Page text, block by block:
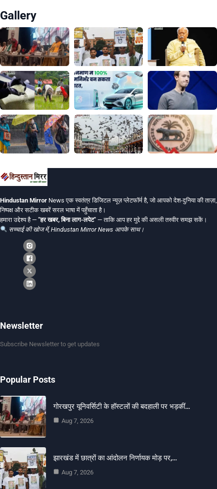
Gallery
Hindustan Mirror News एक स्वतंत्र डिजिटल न्यूज़ प्लेटफॉर्म है, जो आपको देश-दुनिया की ताज़ा,
निष्पक्ष और सटीक खबरें सरल भाषा में पहुँचाता है।
हमारा उद्देश्य है — "हर खबर, बिना लाग-लपेट" — ताकि आप हर मुद्दे की असली तस्वीर समझ सकें।
सच्चाई की खोज में, Hindustan Mirror News आपके साथ।
Newsletter
Subscribe Newsletter to get updates
Popular Posts
गोरखपुर यूनिवर्सिटी के हॉस्टलों की बदहाली पर भड़कीं…
Aug 7, 2026
झारखंड में छात्रों का आंदोलन निर्णायक मोड़ पर,…
Aug 7, 2026